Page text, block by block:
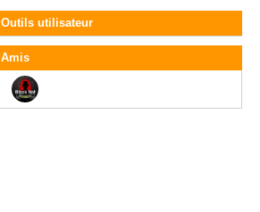
Outils utilisateur
Amis